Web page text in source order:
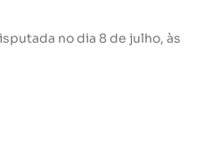
no dia 8 de julho, às